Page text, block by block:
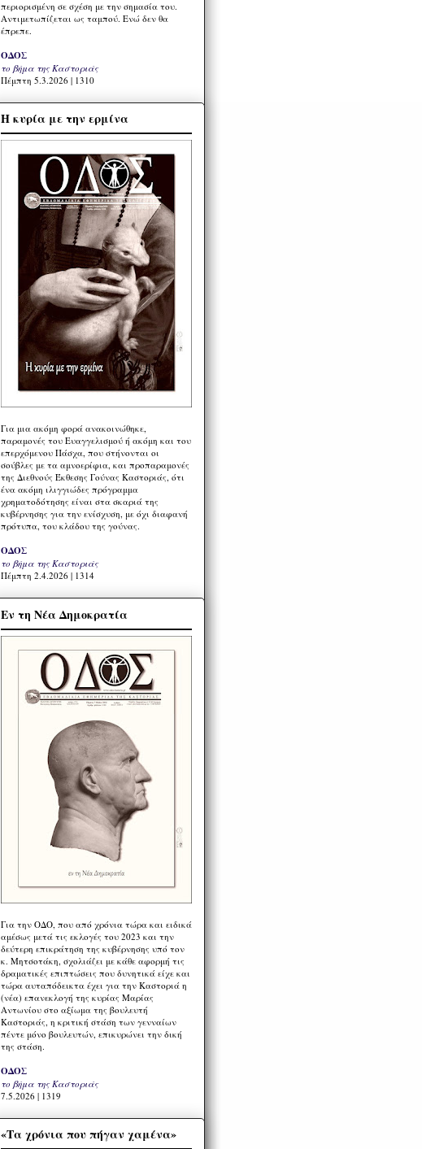
περιορισμένη σε σχέση με την σημασία του.
Αντιμετωπίζεται ως ταμπού. Ενώ δεν θα
έπρεπε.
ΟΔΟΣ
το βήμα της Καστοριάς
Πέμπτη 5.3.2026 | 1310
Η κυρία με την ερμίνα
Για μια ακόμη φορά ανακοινώθηκε,
παραμονές του Ευαγγελισμού ή ακόμη και του
επερχόμενου Πάσχα, που στήνονται οι
σούβλες με τα αμνοερίφια, και προπαραμονές
της Διεθνούς Έκθεσης Γούνας Καστοριάς, ότι
ένα ακόμη ιλιγγιώδες πρόγραμμα
χρηματοδότησης είναι στα σκαριά της
κυβέρνησης για την ενίσχυση, με όχι διαφανή
πρότυπα, του κλάδου της γούνας.
ΟΔΟΣ
το βήμα της Καστοριάς
Πέμπτη 2.4.2026 | 1314
Εν τη Νέα Δημοκρατία
Για την ΟΔΟ, που από χρόνια τώρα και ειδικά
αμέσως μετά τις εκλογές του 2023 και την
δεύτερη επικράτηση της κυβέρνησης υπό τον
κ. Μητσοτάκη, σχολιάζει με κάθε αφορμή τις
δραματικές επιπτώσεις που δυνητικά είχε και
τώρα αυταπόδεικτα έχει για την Καστοριά η
(νέα) επανεκλογή της κυρίας Μαρίας
Αντωνίου στο αξίωμα της βουλευτή
Καστοριάς, η κριτική στάση των γενναίων
πέντε μόνο βουλευτών, επικυρώνει την δική
της στάση.
ΟΔΟΣ
το βήμα της Καστοριάς
7.5.2026 | 1319
«Τα χρόνια που πήγαν χαμένα»